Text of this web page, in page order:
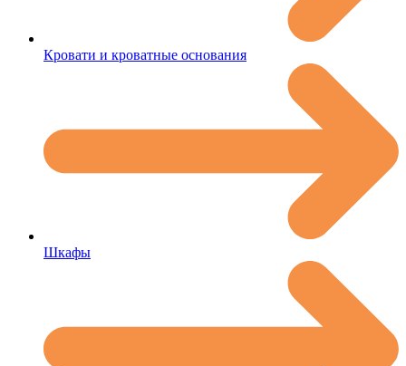
Кровати и кроватные основания
Шкафы